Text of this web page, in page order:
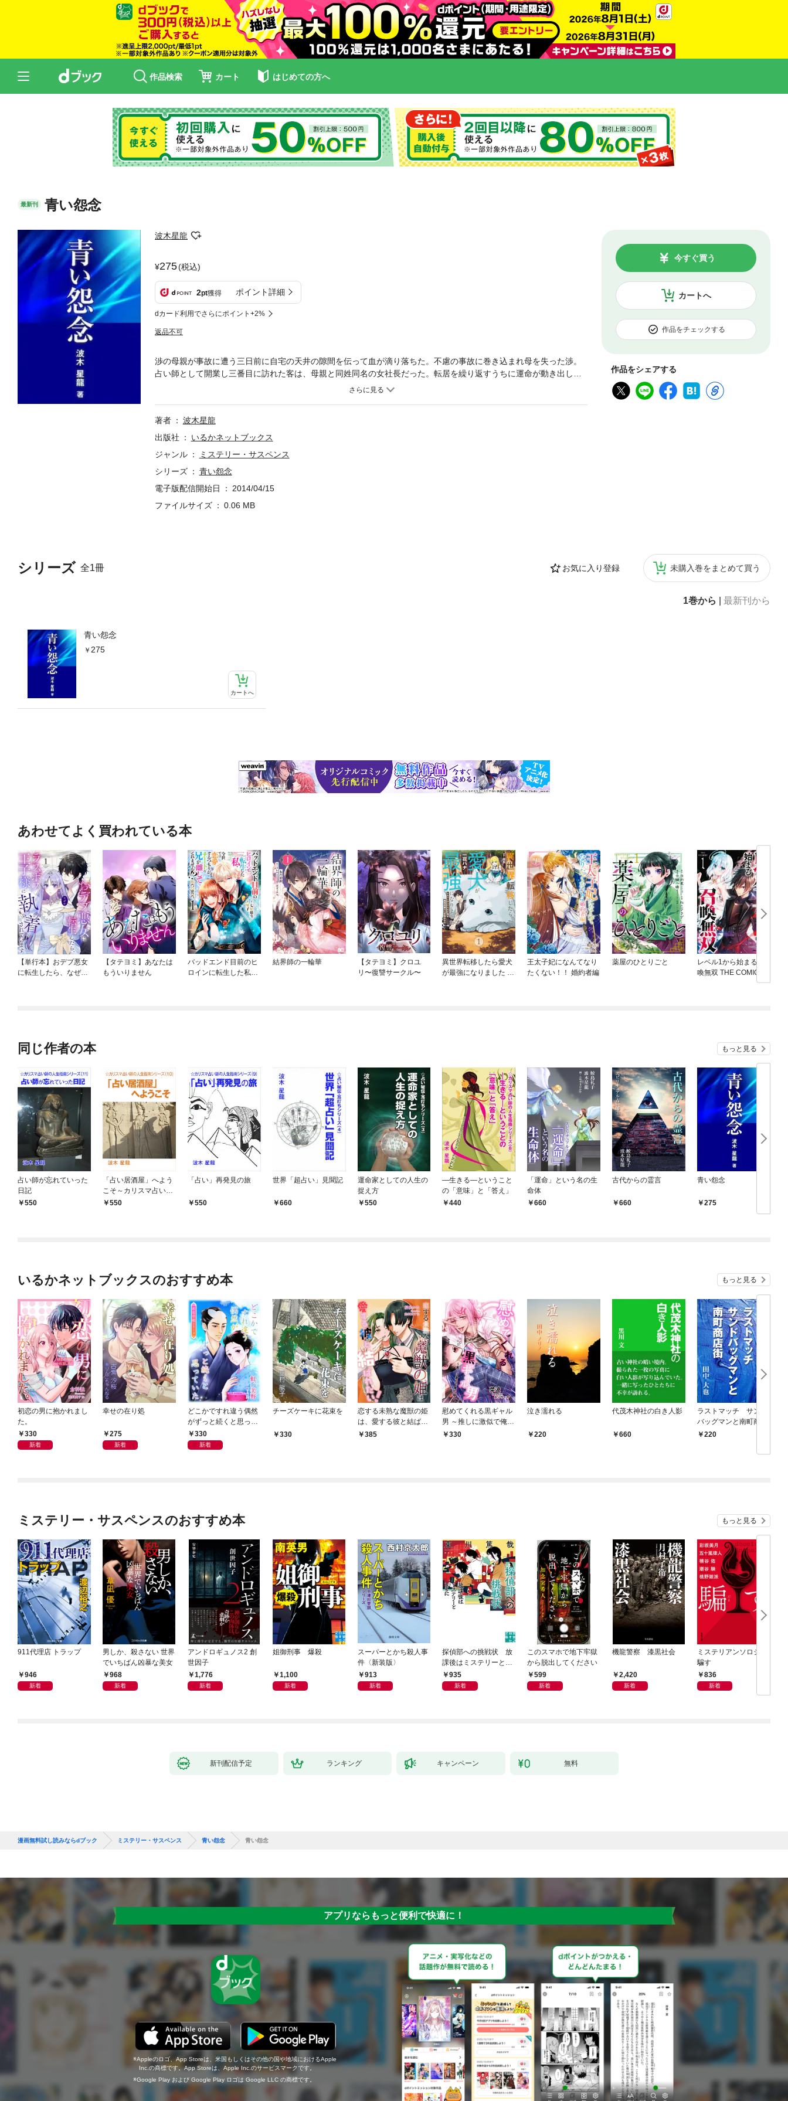
作品検索 カート はじめての方へ
最新刊 青い怨念
波木星龍
275(税込)
2pt獲得 ポイント詳細
dカード利用でさらにポイント+2%
返品不可
カートへ
今すぐ買う
作品をチェックする
作品をシェアする
シリーズ 全1冊 お気に入り登録 未購入巻をまとめて買う
1巻から 最新刊から
青い怨念
275
カートへ
渉の母親が事故に遭う三日前に自宅の天井の隙間を伝って血が滴り落ちた。不慮の事故に巻き込まれ母を失った渉。
占い師として開業し三番目に訪れた客は、母親と同姓同名の女社長だった。転居を繰り返すうちに運命が動き出し、
渉は不倫相手の人妻、繭花から同棲を迫られるのだった。
著者
波木星龍
出版社
いるかネットブックス
ジャンル
ミステリー・サスペンス
シリーズ
青い怨念
電子版配信開始日
2014/04/15
ファイルサイズ
0.06 MB
あわせてよく買われている本
【単行本】おデブ悪女
に転生したら、なぜか
【タテヨミ】あなたは
もういりません
バッドエンド目前のヒ
ロインに転生した私、
結界師の一輪華
【タテヨミ】クロユ
リ〜復讐サークル〜
異世界転移したら愛犬
が最強になりました ～
王太子妃になんてなり
たくない！！ 婚約者編
薬屋のひとりごと
レベル1から始まる召
喚無双 THE COMIC
同じ作者の本 もっと見る
占い師が忘れていった
日記
550
「占い居酒屋」へよう
こそ～カリスマ占い師
の人生指南シリーズ～
550
「占い」再発見の旅
550
世界「超占い」見聞記
660
運命家としての人生の
捉え方
550
―生きる―ということ
の「意味」と「答え」
440
「運命」という名の生
命体
660
古代からの霊言
660
青い怨念
275
いるかネットブックスのおすすめ本 もっと見る
初恋の男に抱かれまし
た。
330
新着
幸せの在り処
275
新着
どこかですれ違う偶然
がずっと続くと思って
いた330
新着
チーズケーキに花束を
330
恋する未熟な魔獣の姫
は、愛する彼と結ばれ
たい！
385
慰めてくれる黒ギャル
男 ～推しに激似で俺の
嫁～330
泣き濡れる
220
代茂木神社の白き人影
660
ラストマッチ サンド
バッグマンと南町商店
街220
ミステリー・サスペンスのおすすめ本 もっと見る
911代理店 トラップ
946
新着
男しか、殺さない 世界
でいちばん凶暴な美女
968
新着
アンドロギュノス2 創
世因子
1,776
新着
姐御刑事 爆殺
1,100
新着
スーパーとかち殺人事
件〈新装版〉
913
新着
探偵部への挑戦状 放
課後はミステリーとと
もに 新装版
935
新着
このスマホで地下牢獄
から脱出してください
599
新着
機龍警察 漆黒社会
2,420
新着
ミステリアンソロジー
騙す
836
新着
新刊配信予定 ランキング キャンペーン 無料
漫画無料試し読みならdブック ミステリー・サスペンス 青い怨念 青い怨念
アプリならもっと便利で快適に！
Appleのロゴ、App Storeは、米国もしくはその他の国や地域におけるApple
Inc.の商標です。App Storeは、Apple Inc.のサービスマークです。
Google Play および Google Play ロゴは Google LLC の商標です。